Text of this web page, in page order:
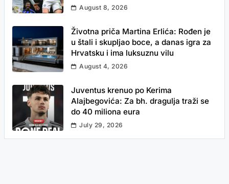
August 8, 2026
Životna priča Martina Erlića: Rođen je
u štali i skupljao boce, a danas igra za
Hrvatsku i ima luksuznu vilu
August 4, 2026
Juventus krenuo po Kerima
Alajbegovića: Za bh. dragulja traži se
do 40 miliona eura
July 29, 2026